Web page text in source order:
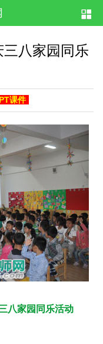
八家园同乐
课件
八家园同乐活动